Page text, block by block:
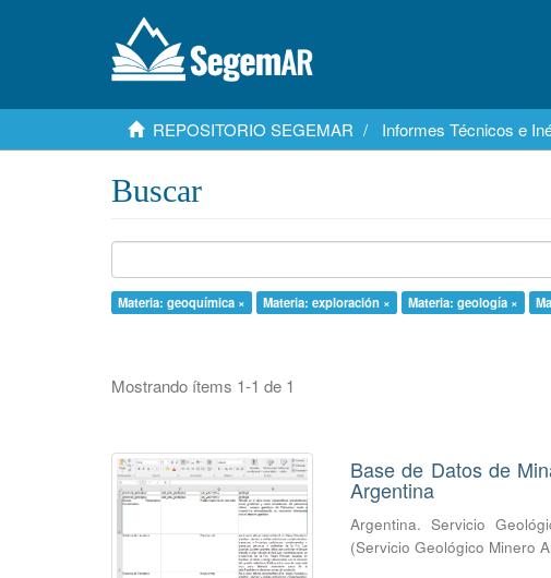
REPOSITORIO SEGEMAR Informes Técnicos e
Buscar
Materia: geoquímica × Materia: exploración × Materia: geología ×
Mostrando ítems 1-1 de 1
Base de Datos de
Argentina
Argentina. Servicio
(Servicio Geológico Minero